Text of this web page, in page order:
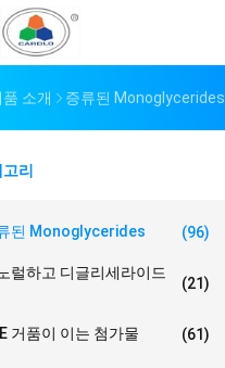
소개 증류된 Monoglycerides
리
된 Monoglycerides (96)
럴하고 디글리세라이드
(21)
거품이 이는 첨가물 (61)